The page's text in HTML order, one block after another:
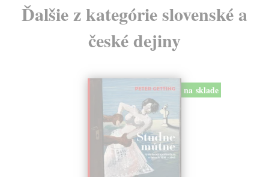
Ďalšie z kategórie slovenské a
české dejiny
na sklade